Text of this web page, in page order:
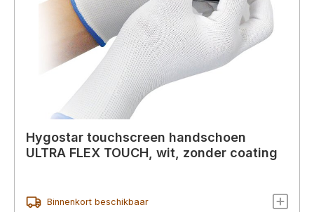
Hygostar touchscreen handschoen
ULTRA FLEX TOUCH, wit, zonder coating
Binnenkort beschikbaar